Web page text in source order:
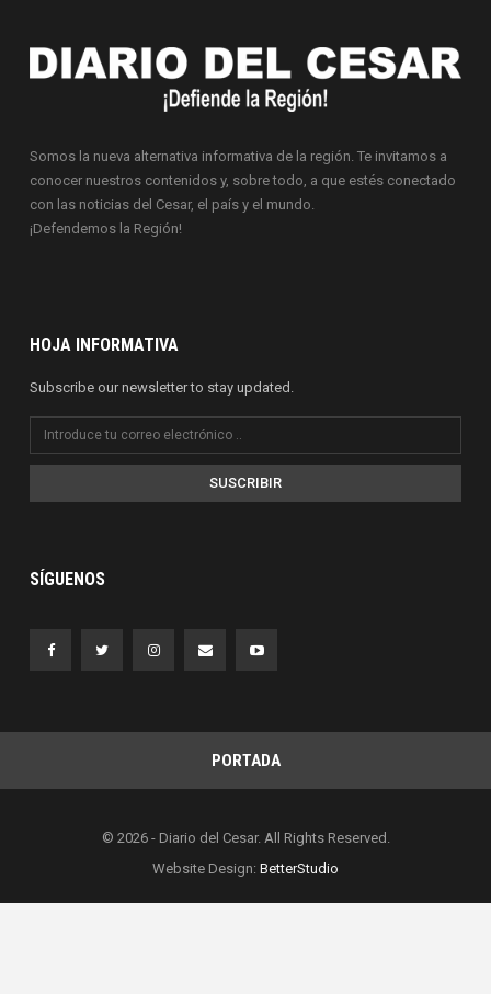
Somos la nueva alternativa informativa de la región. Te invitamos a
conocer nuestros contenidos y, sobre todo, a que estés conectado
con las noticias del Cesar, el país y el mundo.
¡Defendemos la Región!
HOJA INFORMATIVA
Subscribe our newsletter to stay updated.
SUSCRIBIR
SÍGUENOS
PORTADA
© 2026 - Diario del Cesar. All Rights Reserved.
Website Design: BetterStudio